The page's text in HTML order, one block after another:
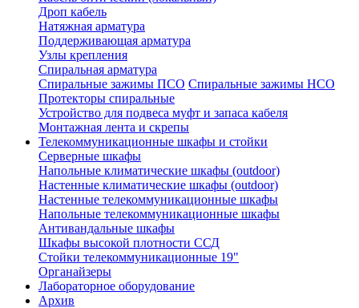
Дроп кабель
Натяжная арматура
Поддерживающая арматура
Узлы крепления
Спиральная арматура
Спиральные зажимы ПСО Спиральные зажимы НСО
Протекторы спиральные
Устройство для подвеса муфт и запаса кабеля
Монтажная лента и скрепы
Телекоммуникационные шкафы и стойки
Серверные шкафы
Напольные климатические шкафы (outdoor)
Настенные климатические шкафы (outdoor)
Настенные телекоммуникационные шкафы
Напольные телекоммуникационные шкафы
Антивандальные шкафы
Шкафы высокой плотности ССД
Стойки телекоммуникационные 19"
Органайзеры
Лабораторное оборудование
Архив